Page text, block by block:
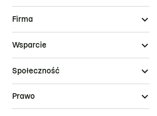
Firma
Wsparcie
Społeczność
Prawo